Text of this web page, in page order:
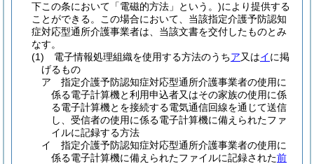
下この条において「電磁的方法」という。)により提供する
ことができる。
この場合において、当該指定介護予防認知
症対応型通所介護事業者は、当該文書を交付したものとみ
なす。
(1)
電子情報処理組織を使用する方法のうちア又はイに掲
げるもの
ア
指定介護予防認知症対応型通所介護事業者の使用に
係る電子計算機と利用申込者又はその家族の使用に係
る電子計算機とを接続する電気通信回線を通じて送信
し、受信者の使用に係る電子計算機に備えられたファ
イルに記録する方法
イ
指定介護予防認知症対応型通所介護事業者の使用に
係る電子計算機に備えられたファイルに記録された前